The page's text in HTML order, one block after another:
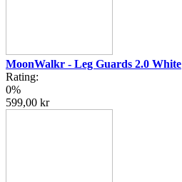
MoonWalkr - Leg Guards 2.0 White
Rating:
0%
599,00 kr